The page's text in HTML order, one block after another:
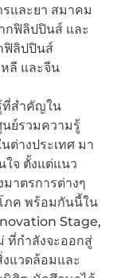
และยา สมาคม
กฟิลิปปินส์ และ
ฟิลิปปินส์
หลี และจีน
ที่สำคัญใน
ย์รวมความรู้
ต่างประเทศ มา
ใจ ตั้งแต่แนว
าตรการต่างๆ
ภค พร้อมกันนี้ใน
Stage,
ที่กำลังจะออกสู่
แวดล้อมและ